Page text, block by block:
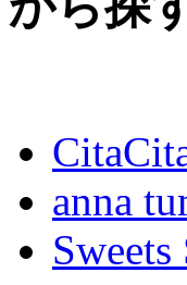
anna
Sweets